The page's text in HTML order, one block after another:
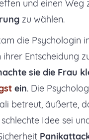
und einen Weg
zu wählen.
die Psychologin
Entscheidung
sie die Frau
ein. Die
betreut, äußerte,
Idee sei